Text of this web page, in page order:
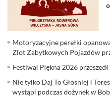
Motoryzacyjne perełki
Zlot Zabytkowych Pojazdów
Festiwal Piękna 2026
Nie tylko Daj To Głośniej i
wystąpi podczas dożynek w